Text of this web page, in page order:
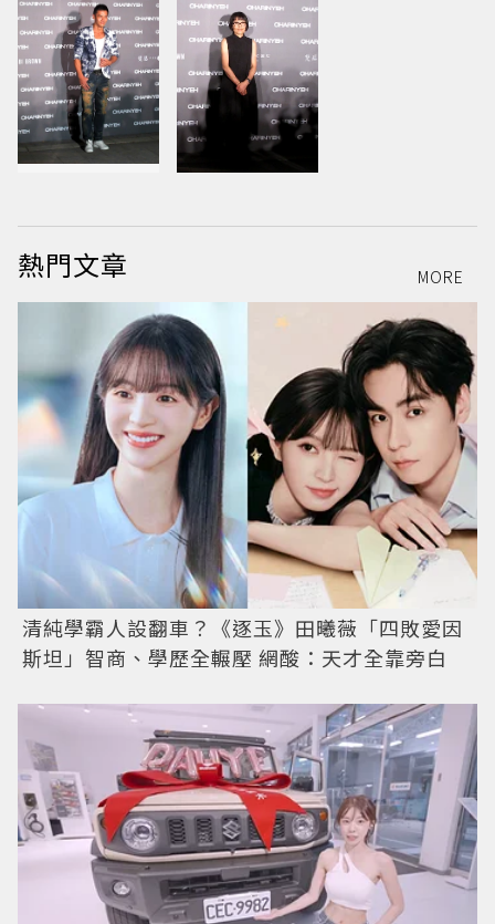
熱門文章 MORE
清純學霸人設翻車？《逐玉》田曦薇「四敗愛因
斯坦」智商、學歷全輾壓 網酸：天才全靠旁白